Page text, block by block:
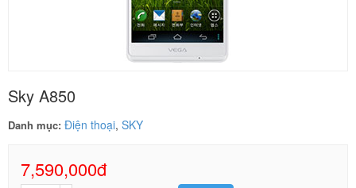
Sky A850
Danh mục: Điện thoại, SKY
7,590,000đ